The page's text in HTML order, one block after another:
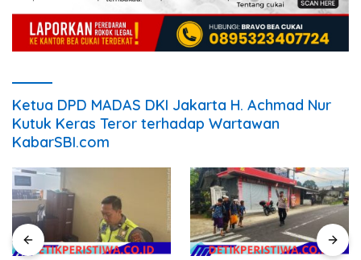
Ketua DPD MADAS DKI Jakarta H. Achmad Nur
Kutuk Keras Teror terhadap Wartawan
KabarSBI.com